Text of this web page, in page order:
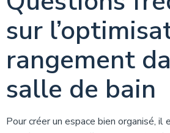
sur
rangement
salle de bain
Pour créer un espace bien organisé,